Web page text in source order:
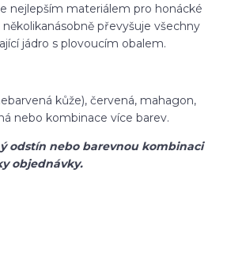
nejlepším materiálem pro honácké
převyšuje všechny
jádro s plovoucím obalem.
kůže), červená, mahagon,
nebo kombinace více barev.
odstín nebo barevnou kombinaci
objednávky.